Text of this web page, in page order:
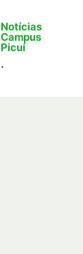
Notícias
Campus
Picuí
.